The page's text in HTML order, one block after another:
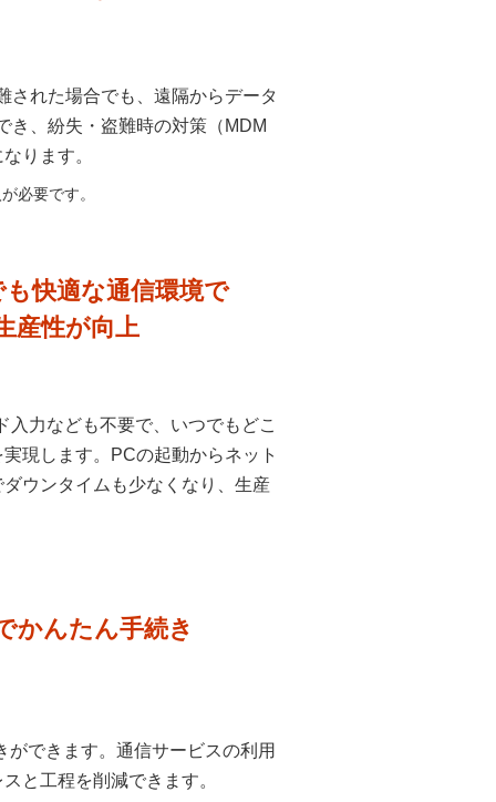
された場合でも、遠隔からデータ
き、紛失・盗難時の対策（MDM
ります。
必要です。
快適な通信環境で
産性が向上
入力なども不要で、いつでもどこ
現します。PCの起動からネット
ウンタイムも少なくなり、生産
かんたん手続き
ができます。通信サービスの利用
と工程を削減できます。